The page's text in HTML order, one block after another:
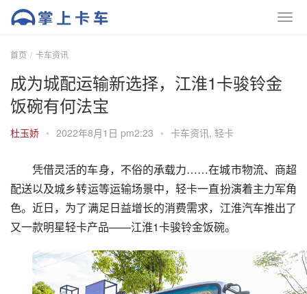
首页 卡车资讯
成为城配运输新选择，江淮1卡骏铃金
饭碗有何法宝
杜玉娇 • 2022年8月1日 pm2:23 • 卡车资讯, 轻卡
凭借灵活的车身，不俗的承载力……在城市物流、商超
配送以及城乡转运等运输场景中，轻卡一直扮演着主力军角
色。近日，为了满足日益增长的消费需求，江淮汽车推出了
又一款明星轻卡产品——江淮1卡骏铃金饭碗。